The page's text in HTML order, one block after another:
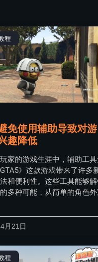
程
免使用辅助导致对游
趣降低
家的游戏生涯中，辅助工
》这款游戏带来了许多
和便利性。这些工具能够
多种可能，从简单的角色
月21日
程